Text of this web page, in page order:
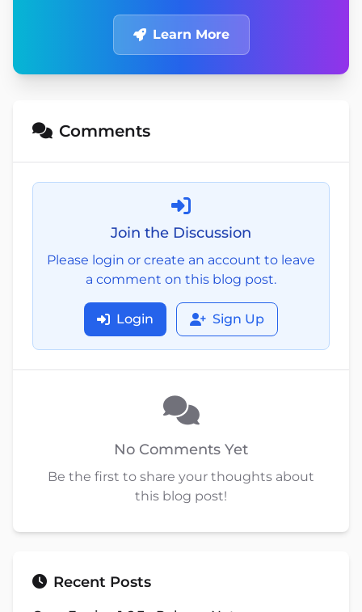
Learn More
Comments
Join the Discussion
Please login or create an account to leave
a comment on this blog post.
Login Sign Up
No Comments Yet
Be the first to share your thoughts about
this blog post!
Recent Posts